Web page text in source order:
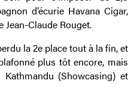
d’écurie Havana Cigar,
Jean-Claude Rouget.
la 2e place tout à la fin, et
plus tôt encore, mais
(Showcasing) et